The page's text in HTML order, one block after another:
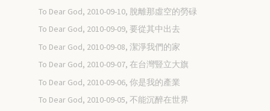
To Dear God, 2010-09-10, 脫離那虛空的勞碌
To Dear God, 2010-09-09, 要從其中出去
To Dear God, 2010-09-08, 潔淨我們的家
To Dear God, 2010-09-07, 在台灣豎立大旗
To Dear God, 2010-09-06, 你是我的產業
To Dear God, 2010-09-05, 不能沉醉在世界